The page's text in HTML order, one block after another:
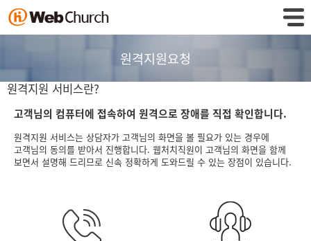
원격지원요청
원격지원 서비스란?
고객님의 컴퓨터에 접속하여 원격으로 장애를 직접 확인합니다.
원격지원 서비스는 상담자가 고객님의 화면을 볼 필요가 있는 경우에
고객님의 동의를 받아서 진행합니다. 웹처치직원이 고객님의 화면을 함께
보면서 설명해 드리므로 신속 정확하게 도와드릴 수 있는 장점이 있습니다.